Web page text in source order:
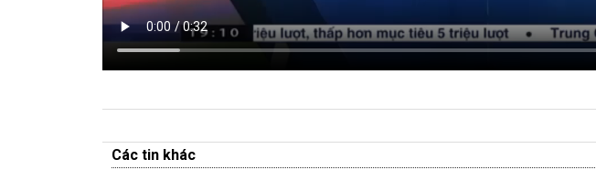
Các tin khác